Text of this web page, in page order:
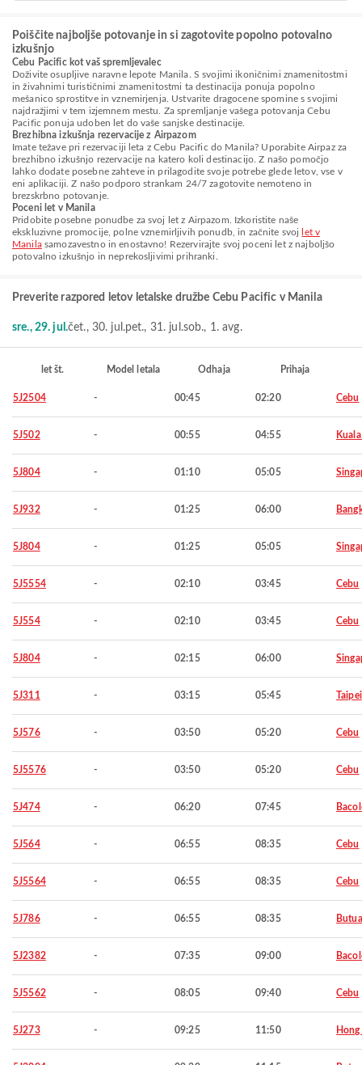
Poiščite najboljše potovanje in si zagotovite popolno potovalno
izkušnjo
Cebu Pacific kot vaš spremljevalec
Doživite osupljive naravne lepote Manila. S svojimi ikoničnimi znamenitostmi
in živahnimi turističnimi znamenitostmi ta destinacija ponuja popolno
mešanico sprostitve in vznemirjenja. Ustvarite dragocene spomine s svojimi
najdražjimi v tem izjemnem mestu. Za spremljanje vašega potovanja Cebu
Pacific ponuja udoben let do vaše sanjske destinacije.
Brezhibna izkušnja rezervacije z Airpazom
Imate težave pri rezervaciji leta z Cebu Pacific do Manila? Uporabite Airpaz za
brezhibno izkušnjo rezervacije na katero koli destinacijo. Z našo pomočjo
lahko dodate posebne zahteve in prilagodite svoje potrebe glede letov, vse v
eni aplikaciji. Z našo podporo strankam 24/7 zagotovite nemoteno in
brezskrbno potovanje.
Poceni let v Manila
Pridobite posebne ponudbe za svoj let z Airpazom. Izkoristite naše
ekskluzivne promocije, polne vznemirljivih ponudb, in začnite svoj
let v
Manilasamozavestno in enostavno! Rezervirajte svoj poceni let z najboljšo
potovalno izkušnjo in neprekosljivimi prihranki.
Preverite razpored letov letalske družbe Cebu Pacific v Manila
sre., 29. jul.čet., 30. jul.pet., 31. jul.sob., 1. avg.
let št. Model letala Odhaja Prihaja
5J2504 - 00:45 02:20 Cebu
5J502 - 00:55 04:55
5J804 - 01:10 05:05
5J932 - 01:25 06:00
5J804 - 01:25 05:05
5J5554 - 02:10 03:45 Cebu
5J554 - 02:10 03:45 Cebu
5J804 - 02:15 06:00
5J311 - 03:15 05:45 Taipei
5J576 - 03:50 05:20 Cebu
5J5576 - 03:50 05:20 Cebu
5J474 - 06:20 07:45
5J564 - 06:55 08:35 Cebu
5J5564 - 06:55 08:35 Cebu
5J786 - 06:55 08:35
5J2382 - 07:35 09:00
5J5562 - 08:05 09:40 Cebu
5J273 - 09:25 11:50